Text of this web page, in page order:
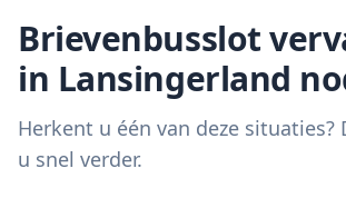
Brievenbusslot
in Lansingerland
Herkent u één van deze situaties?
u snel verder.